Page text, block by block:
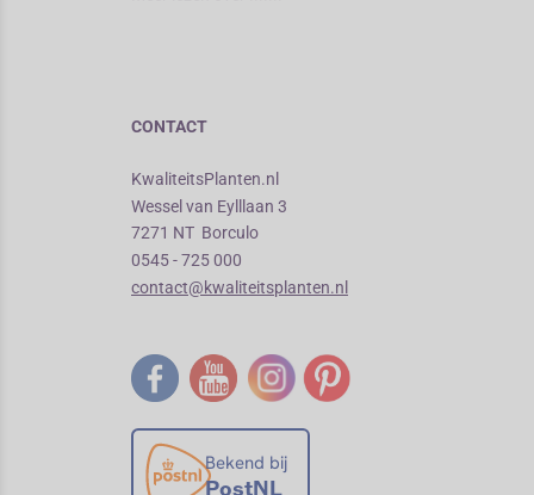
CONTACT
KwaliteitsPlanten.nl
Wessel van Eylllaan 3
7271 NT Borculo
0545 - 725 000
contact@kwaliteitsplanten.nl